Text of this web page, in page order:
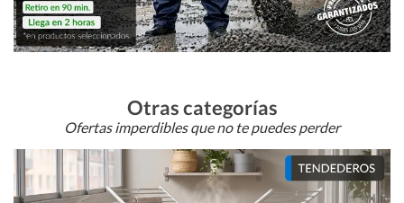
Otras categorías
Ofertas imperdibles que no te puedes perder